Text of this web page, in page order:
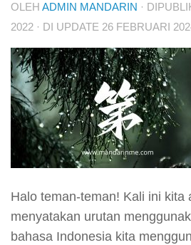
OLEH ADMIN MANDARIN ·
2022 · DI UPDATE 26 FEBRUARI
Halo teman-teman! Kali ini kita
menyatakan urutan
bahasa Indonesia kita